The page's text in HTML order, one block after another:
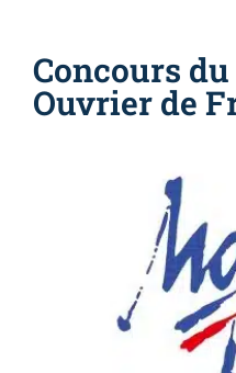
Concours
Ouvrier de